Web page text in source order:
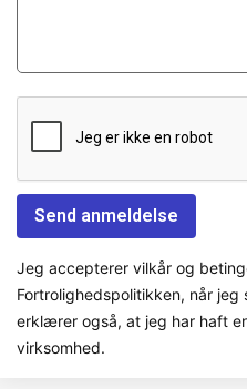
Jeg accepterer vilkår og
Fortrolighedspolitikken, når jeg
erklærer også, at jeg har haft
virksomhed.